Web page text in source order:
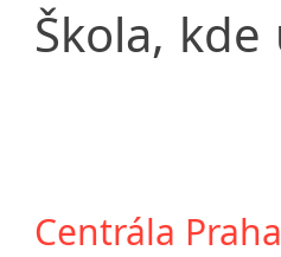
Škola, kde
Centrála Praha